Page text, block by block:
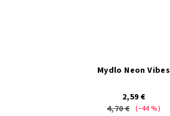
Mydlo Neon Vibes
2,59 €
4,70 € (–44 %)